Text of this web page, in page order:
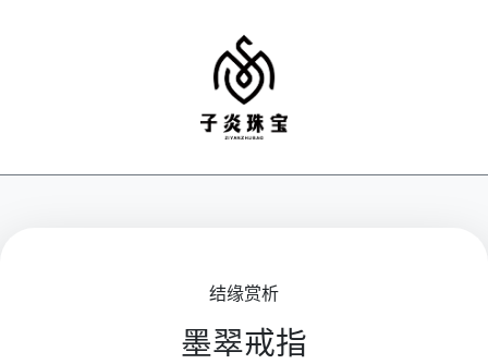
结缘赏析
墨翠戒指